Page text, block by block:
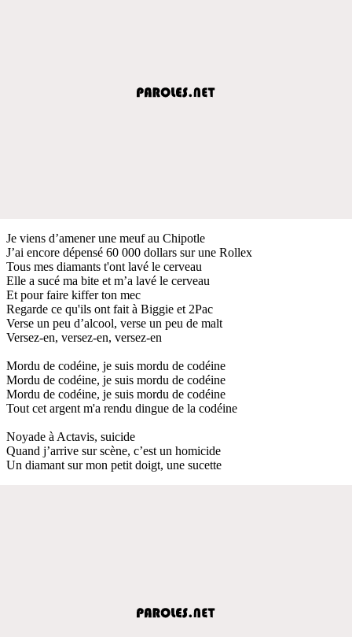
Je viens d’amener une meuf au Chipotle
J’ai encore dépensé 60 000 dollars sur une Rollex
Tous mes diamants t'ont lavé le cerveau
Elle a sucé ma bite et m’a lavé le cerveau
Et pour faire kiffer ton mec
Regarde ce qu'ils ont fait à Biggie et 2Pac
Verse un peu d’alcool, verse un peu de malt
Versez-en, versez-en, versez-en
Mordu de codéine, je suis mordu de codéine
Mordu de codéine, je suis mordu de codéine
Mordu de codéine, je suis mordu de codéine
Tout cet argent m'a rendu dingue de la codéine
Noyade à Actavis, suicide
Quand j’arrive sur scène, c’est un homicide
Un diamant sur mon petit doigt, une sucette